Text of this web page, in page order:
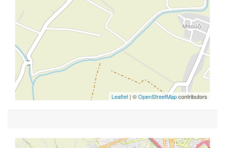
Leaflet | ©OpenStreetMapcontributors